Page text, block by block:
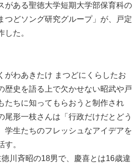
がある聖徳大学短期大学部保育科の
つどソング研究グループ」が、戸定
した。
わあきたけ まつどにくらしたお
歴史を語る上で欠かせない昭武や戸
たちに知ってもらおうと制作され
尾形一枝さんは「行政だけだとどう
学生たちのフレッシュなアイデアを
。
川斉昭の18男で、慶喜とは16歳違